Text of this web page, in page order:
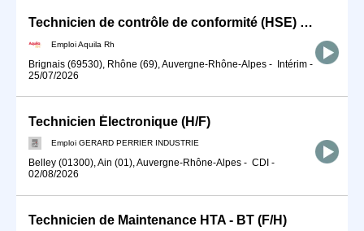
Technicien de contrôle de conformité (HSE) H/F
Emploi Aquila Rh
Brignais (69530), Rhône (69), Auvergne-Rhône-Alpes - Intérim -
25/07/2026
Technicien Électronique (H/F)
Emploi GERARD PERRIER INDUSTRIE
Belley (01300), Ain (01), Auvergne-Rhône-Alpes - CDI -
02/08/2026
Technicien de Maintenance HTA - BT (F/H)